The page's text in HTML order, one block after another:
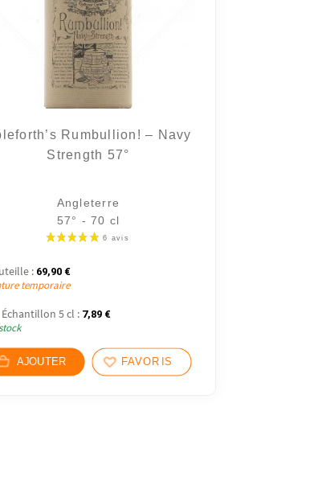
Rumbullion! – Navy
Strength 57°
Angleterre
57° - 70 cl
: 69,90 €
temporaire
Échantillon 5 cl : 7,89 €
AJOUTER FAVORIS